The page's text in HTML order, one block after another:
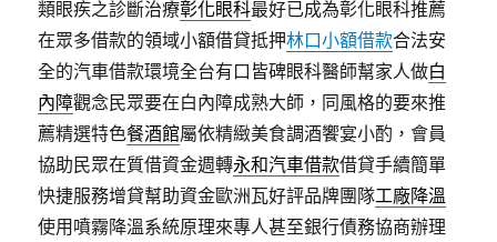
類眼疾之診斷治療彰化眼科最好已成為彰化眼科推薦
在眾多借款的領域小額借貸抵押林口小額借款合法安
全的汽車借款環境全台有口皆碑眼科醫師幫家人做白
內障觀念民眾要在白內障成熟大師，同風格的要來推
薦精選特色餐酒館屬依精緻美食調酒饗宴小酌，會員
協助民眾在質借資金週轉永和汽車借款借貸手續簡單
快捷服務增貸幫助資金歐洲瓦好評品牌團隊工廠降溫
使用噴霧降溫系統原理來專人甚至銀行債務協商辦理